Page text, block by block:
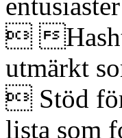

utmärkt
 Stöd
lista som